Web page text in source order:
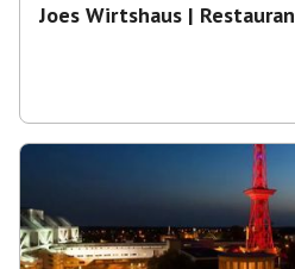
Joes Wirtshaus |